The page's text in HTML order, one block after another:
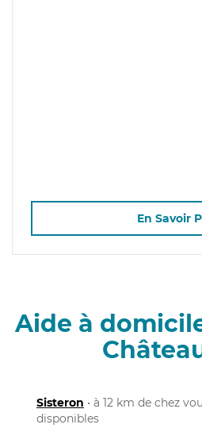
En Savoir
Aide à
Sisteron • à 12 km de chez
disponibles